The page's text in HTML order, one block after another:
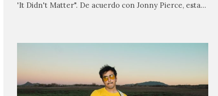
'It Didn't Matter". De acuerdo con Jonny Pierce, esta